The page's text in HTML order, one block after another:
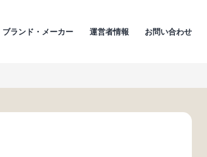
ブランド・メーカー 運営者情報 お問い合わせ